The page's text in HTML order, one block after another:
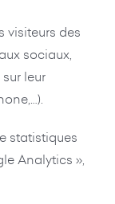
visiteurs des
sociaux,
leur
statistiques
Analytics »,